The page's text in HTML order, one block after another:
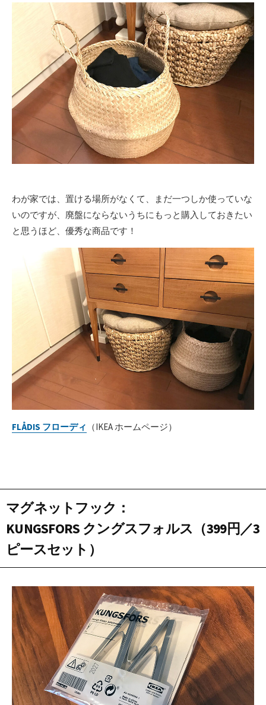
わが家では、置ける場所がなくて、まだ一つしか使っていな
いのですが、廃盤にならないうちにもっと購入しておきたい
と思うほど、優秀な商品です！
FLÅDIS フローディ （IKEA ホームページ）
マグネットフック ：
KUNGSFORS クングスフォルス（399円／3
ピースセット ）